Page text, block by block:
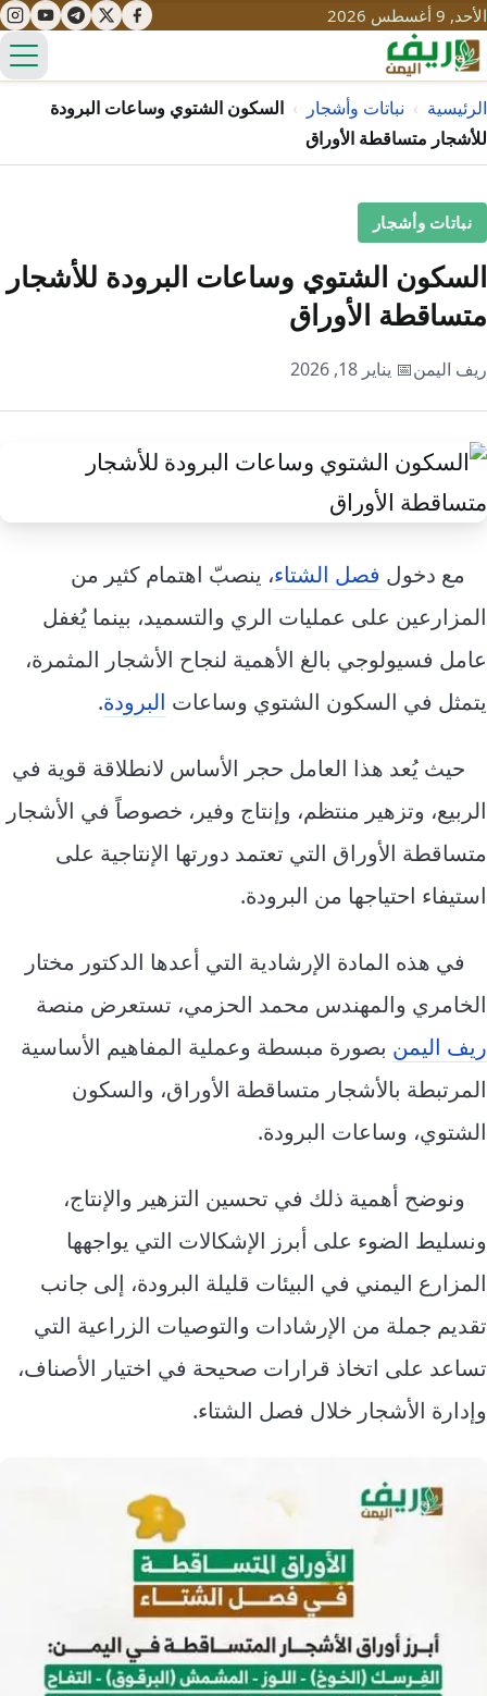
الأحد, 9 أغسطس 2026
صحة
مياه
طرُق
تنمية
قصص نجاح
مبادرات
سياحة
ثقافة
إرشاد زراعي
نساء
قضايا
قصة
انفوجرافيك
تقارير صور
الرئيسية › نباتات وأشجار › السكون الشتوي وساعات البرودة
للأشجار متساقطة الأوراق
نباتات وأشجار
السكون الشتوي وساعات البرودة للأشجار
متساقطة الأوراق
ريف اليمن📅 يناير 18, 2026
مع دخول فصل الشتاء، ينصبّ اهتمام كثير من
المزارعين على عمليات الري والتسميد، بينما يُغفل
عامل فسيولوجي بالغ الأهمية لنجاح الأشجار المثمرة،
يتمثل في السكون الشتوي وساعات البرودة.
حيث يُعد هذا العامل حجر الأساس لانطلاقة قوية في
الربيع، وتزهير منتظم، وإنتاج وفير، خصوصاً في الأشجار
متساقطة الأوراق التي تعتمد دورتها الإنتاجية على
استيفاء احتياجها من البرودة.
في هذه المادة الإرشادية التي أعدها الدكتور مختار
الخامري والمهندس محمد الحزمي، تستعرض منصة
ريف اليمن بصورة مبسطة وعملية المفاهيم الأساسية
المرتبطة بالأشجار متساقطة الأوراق، والسكون
الشتوي، وساعات البرودة.
ونوضح أهمية ذلك في تحسين التزهير والإنتاج،
ونسليط الضوء على أبرز الإشكالات التي يواجهها
المزارع اليمني في البيئات قليلة البرودة، إلى جانب
تقديم جملة من الإرشادات والتوصيات الزراعية التي
تساعد على اتخاذ قرارات صحيحة في اختيار الأصناف،
وإدارة الأشجار خلال فصل الشتاء.